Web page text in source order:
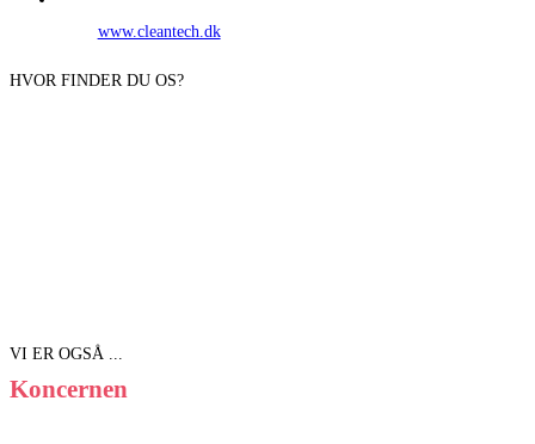
www.cleantech.dk
HVOR FINDER DU OS?
VI ER OGSÅ ...
Koncernen